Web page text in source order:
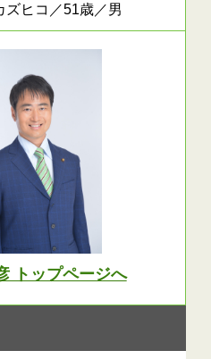
ズヒコ／51歳／男
トップページへ